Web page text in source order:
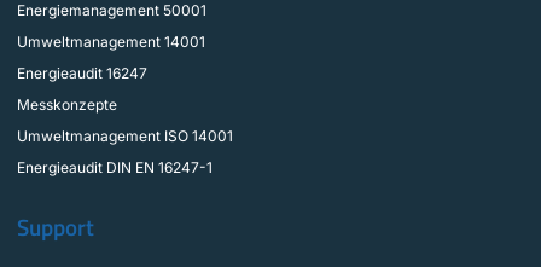
Energiemanagement 50001
Umweltmanagement 14001
Energieaudit 16247
Messkonzepte
Umweltmanagement ISO 14001
Energieaudit DIN EN 16247-1
Support